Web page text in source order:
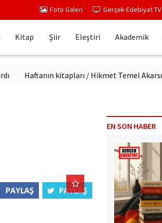
Foto Galeri Gerçek Edebiyat TV
Kitap Şiir Eleştiri Akademik
Haftanın kitapları / Hikmet Temel Akarsu
EN SON HABER